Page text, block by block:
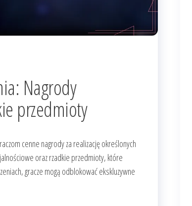
Nagrody
przedmioty
cenne nagrody za realizację określonych
oraz rzadkie przedmioty, które
gracze mogą odblokować ekskluzywne